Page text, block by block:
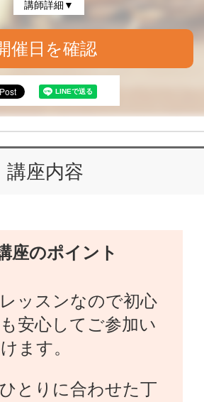
講師詳細▼
催日を確認
講座内容
座のポイント
ッスンなので初心
安心してご参加い
ます。
とりに合わせた丁